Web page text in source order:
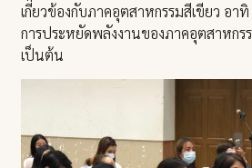
เกี่ยวข้องกับภาคอุตสาหกรรมสีเขียว อา
การประหยัดพลังงานของภาคอุตสาหกร
เป็นต้น